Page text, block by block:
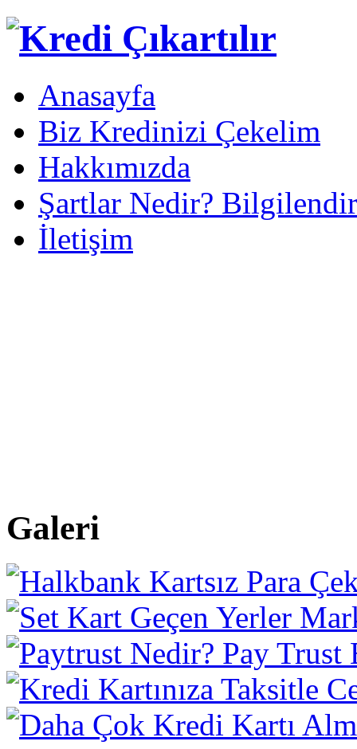
Anasayfa
Biz Kredinizi Çekelim
Hakkımızda
Şartlar Nedir?
İletişim
Galeri